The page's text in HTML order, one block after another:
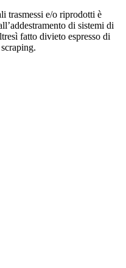
trasmessi e/o riprodotti è
di sistemi di
fatto divieto espresso di